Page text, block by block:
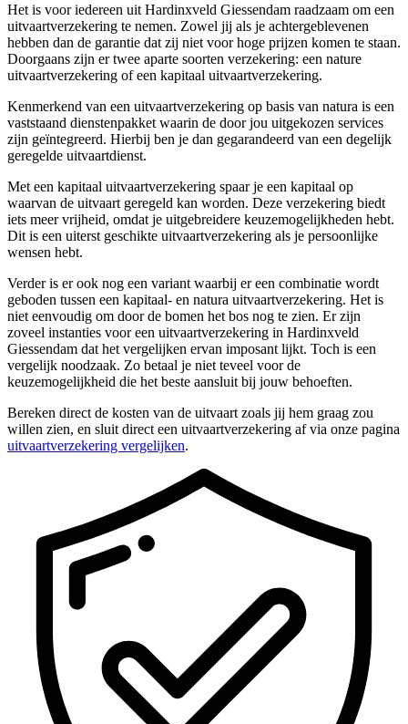
Het is voor iedereen uit Hardinxveld Giessendam raadzaam om een
uitvaartverzekering te nemen. Zowel jij als je achtergeblevenen
hebben dan de garantie dat zij niet voor hoge prijzen komen te staan.
Doorgaans zijn er twee aparte soorten verzekering: een nature
uitvaartverzekering of een kapitaal uitvaartverzekering.
Kenmerkend van een uitvaartverzekering op basis van natura is een
vaststaand dienstenpakket waarin de door jou uitgekozen services
zijn geïntegreerd. Hierbij ben je dan gegarandeerd van een degelijk
geregelde uitvaartdienst.
Met een kapitaal uitvaartverzekering spaar je een kapitaal op
waarvan de uitvaart geregeld kan worden. Deze verzekering biedt
iets meer vrijheid, omdat je uitgebreidere keuzemogelijkheden hebt.
Dit is een uiterst geschikte uitvaartverzekering als je persoonlijke
wensen hebt.
Verder is er ook nog een variant waarbij er een combinatie wordt
geboden tussen een kapitaal- en natura uitvaartverzekering. Het is
niet eenvoudig om door de bomen het bos nog te zien. Er zijn
zoveel instanties voor een uitvaartverzekering in Hardinxveld
Giessendam dat het vergelijken ervan imposant lijkt. Toch is een
vergelijk noodzaak. Zo betaal je niet teveel voor de
keuzemogelijkheid die het beste aansluit bij jouw behoeften.
Bereken direct de kosten van de uitvaart zoals jij hem graag zou
willen zien, en sluit direct een uitvaartverzekering af via onze pagina
uitvaartverzekering vergelijken.